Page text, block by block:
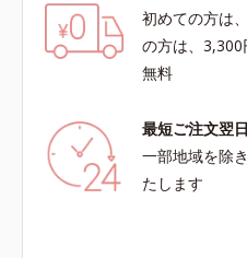
初めての方は
の方は、
無料
最短ご注文翌
一部地域を除
たします